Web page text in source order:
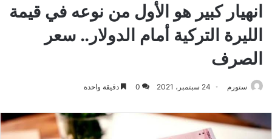
انهيار كبير هو الأول من نوعه في قيمة
الليرة التركية أمام الدولار.. سعر
الصرف
ستورم 24 سبتمبر، 2021 0 دقيقة واحدة